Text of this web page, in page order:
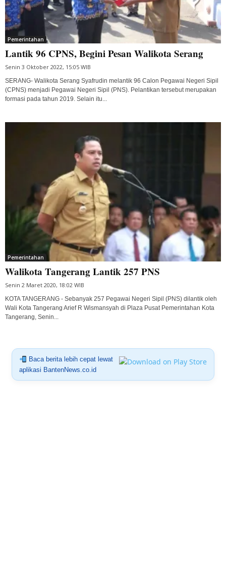
Pemerintahan
Lantik 96 CPNS, Begini Pesan Walikota Serang
Senin 3 Oktober 2022, 15:05 WIB
SERANG- Walikota Serang Syafrudin melantik 96 Calon Pegawai Negeri Sipil
(CPNS) menjadi Pegawai Negeri Sipil (PNS). Pelantikan tersebut merupakan
formasi pada tahun 2019. Selain itu...
Pemerintahan
Walikota Tangerang Lantik 257 PNS
Senin 2 Maret 2020, 18:02 WIB
KOTA TANGERANG - Sebanyak 257 Pegawai Negeri Sipil (PNS) dilantik oleh
Wali Kota Tangerang Arief R Wismansyah di Plaza Pusat Pemerintahan Kota
Tangerang, Senin...
Baca berita lebih cepat lewat
aplikasi BantenNews.co.id